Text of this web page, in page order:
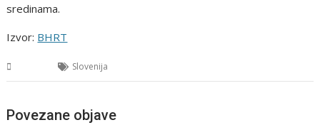
sredinama.
Izvor: BHRT
Slovenija
Povezane objave